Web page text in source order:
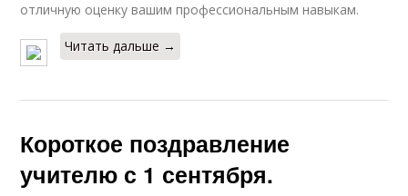
отличную оценку вашим профессиональным навыкам.
Читать дальше →
Короткое поздравление
учителю с 1 сентября.